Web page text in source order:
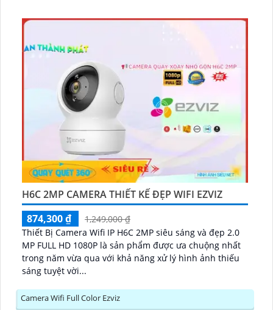
H6C 2MP CAMERA THIẾT KẾ ĐẸP WIFI EZVIZ
874,300 ₫
1,249,000 ₫
Thiết Bị Camera Wifi IP H6C 2MP siêu sáng và đẹp 2.0
MP FULL HD 1080P là sản phẩm được ưa chuộng nhất
trong năm vừa qua với khả năng xử lý hình ảnh thiếu
sáng tuyệt vời...
Camera Wifi Full Color Ezviz